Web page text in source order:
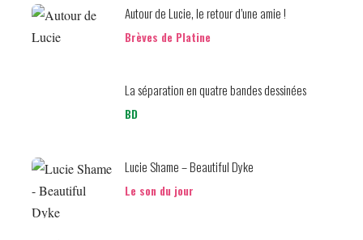
Autour de Lucie, le retour d’une amie !
Brèves de Platine
La séparation en quatre bandes dessinées
BD
Lucie Shame – Beautiful Dyke
Le son du jour